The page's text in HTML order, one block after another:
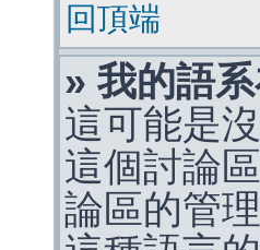
回頂端
» 我的語
這可能是
這個討論
論區的管